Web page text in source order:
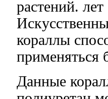
растений. лет
кораллы
применяться
Данные